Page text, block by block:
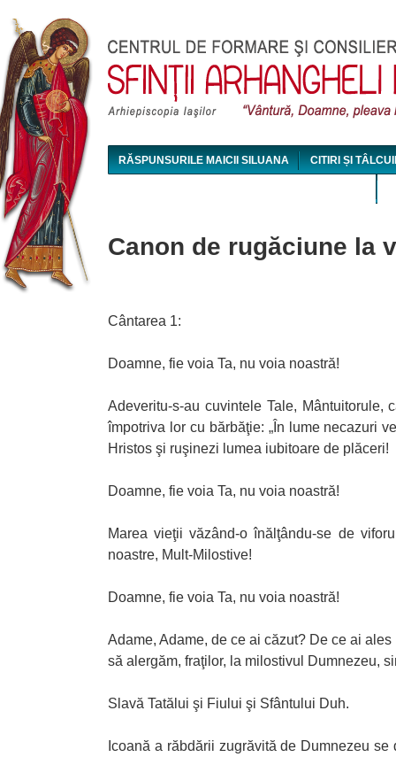
RĂSPUNSURILE MAICII SILUANA CITIRI ȘI
Canon de rugăciune la
Cântarea 1:
Doamne, fie voia Ta, nu voia noastră!
Adeveritu-s-au cuvintele Tale,
împotriva lor cu bărbăţie: „În lume necazuri
Hristos şi ruşinezi lumea iubitoare de plăceri!
Doamne, fie voia Ta, nu voia noastră!
Marea vieţii văzând-o înălţându-se de
noastre, Mult-Milostive!
Doamne, fie voia Ta, nu voia noastră!
Adame, Adame, de ce ai căzut? De ce ai
să alergăm, fraţilor, la milostivul Dumnezeu,
Slavă Tatălui şi Fiului şi Sfântului Duh.
Icoană a răbdării zugrăvită de Dumnezeu